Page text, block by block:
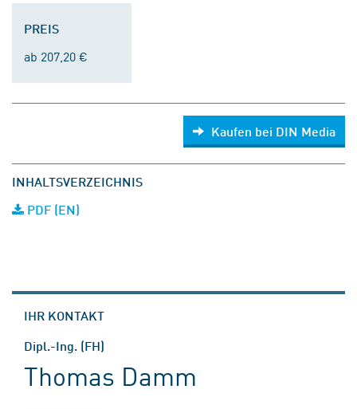
PREIS
ab 207,20 €
Kaufen bei DIN Media
INHALTSVERZEICHNIS
PDF (EN)
IHR KONTAKT
Dipl.-Ing. (FH)
Thomas Damm